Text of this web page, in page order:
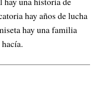
hay años de lucha
hay una familia